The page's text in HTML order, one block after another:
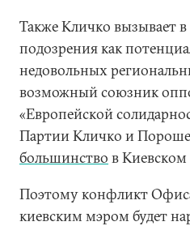
Также Кличко вызывает
подозрения как
недовольных
возможный союзник
«Европейской
Партии Кличко и
большинство в Киевском
Поэтому конфликт
киевским мэром будет